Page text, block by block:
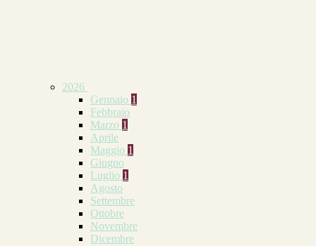
2026
Gennaio 1
Febbraio
Marzo 1
Aprile
Maggio 1
Giugno
Luglio 1
Agosto
Settembre
Ottobre
Novembre
Dicembre